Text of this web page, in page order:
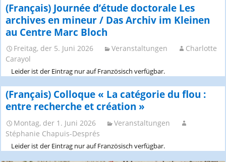
(Français) Journée d’étude doctorale Les
archives en mineur / Das Archiv im Kleinen
au Centre Marc Bloch
Freitag, der 5. Juni 2026 Veranstaltungen
Charlotte
Carayol
Leider ist der Eintrag nur auf Französisch verfügbar.
(Français) Colloque « La catégorie du flou :
entre recherche et création »
Montag, der 1. Juni 2026
Veranstaltungen
Stéphanie Chapuis-Després
Leider ist der Eintrag nur auf Französisch verfügbar.